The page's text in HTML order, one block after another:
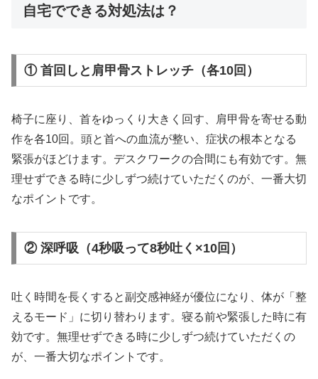
自宅でできる対処法は？
① 首回しと肩甲骨ストレッチ（各10回）
椅子に座り、首をゆっくり大きく回す、肩甲骨を寄せる動
作を各10回。頭と首への血流が整い、症状の根本となる
緊張がほどけます。デスクワークの合間にも有効です。無
理せずできる時に少しずつ続けていただくのが、一番大切
なポイントです。
② 深呼吸（4秒吸って8秒吐く×10回）
吐く時間を長くすると副交感神経が優位になり、体が「整
えるモード」に切り替わります。寝る前や緊張した時に有
効です。無理せずできる時に少しずつ続けていただくの
が、一番大切なポイントです。